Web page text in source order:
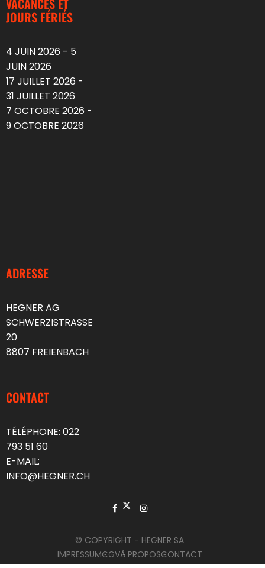
JOURS FÉRIÉS
4 JUIN 2026 - 5
JUIN 2026
17 JUILLET 2026 -
31 JUILLET 2026
7 OCTOBRE 2026 -
9 OCTOBRE 2026
ADRESSE
HEGNER AG
SCHWERZISTRASSE
20
8807 FREIENBACH
CONTACT
TÉLÉPHONE: 022
793 51 60
E-MAIL:
INFO@HEGNER.CH
© COPYRIGHT - HEGNER SA
IMPRESSUMCGVÀ PROPOSCONTACT